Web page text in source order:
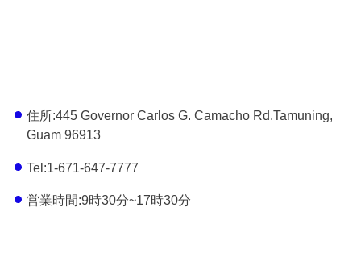
住所:445 Governor Carlos G. Camacho Rd.Tamuning,
Guam 96913
Tel:1-671-647-7777
営業時間:9時30分~17時30分